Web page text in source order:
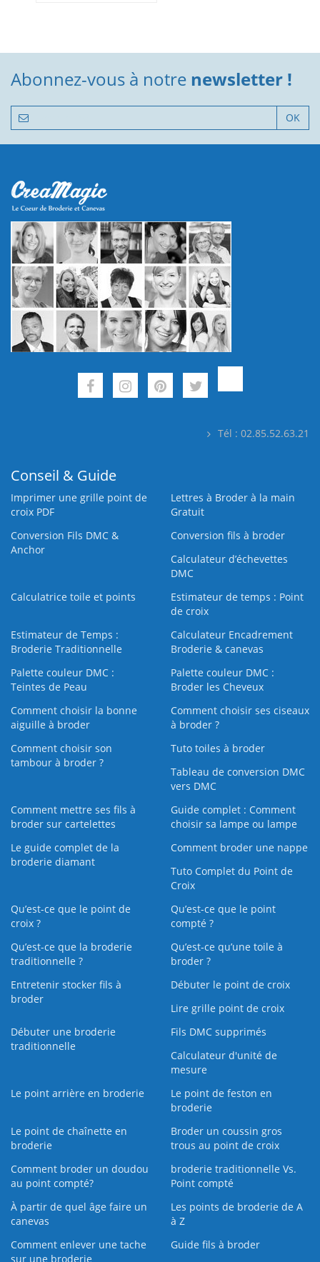
Abonnez-vous à notre newsletter !
OK
Tél : 02.85.52.63.21
Conseil & Guide
Imprimer une grille point de
croix PDF
Lettres à Broder à la main
Gratuit
Conversion Fils DMC &
Anchor
Conversion fils à broder
Calculateur d’échevettes
DMC
Calculatrice toile et points
Estimateur de temps : Point
de croix
Estimateur de Temps :
Broderie Traditionnelle
Calculateur Encadrement
Broderie & canevas
Palette couleur DMC :
Teintes de Peau
Palette couleur DMC :
Broder les Cheveux
Comment choisir la bonne
aiguille à broder
Comment choisir ses ciseaux
à broder ?
Comment choisir son
tambour à broder ?
Tuto toiles à broder
Tableau de conversion DMC
vers DMC
Comment mettre ses fils à
broder sur cartelettes
Guide complet : Comment
choisir sa lampe ou lampe
Le guide complet de la
broderie diamant
Comment broder une nappe
Tuto Complet du Point de
Croix
Qu’est-ce que le point de
croix ?
Qu’est-ce que le point
compté ?
Qu’est-ce que la broderie
traditionnelle ?
Qu’est‑ce qu’une toile à
broder ?
Entretenir stocker fils à
broder
Débuter le point de croix
Lire grille point de croix
Débuter une broderie
traditionnelle
Fils DMC supprimés
Calculateur d'unité de
mesure
Le point arrière en broderie
Le point de feston en
broderie
Le point de chaînette en
broderie
Broder un coussin gros
trous au point de croix
Comment broder un doudou
au point compté?
broderie traditionnelle Vs.
Point compté
À partir de quel âge faire un
canevas
Les points de broderie de A
à Z
Comment enlever une tache
sur une broderie
Guide fils à broder